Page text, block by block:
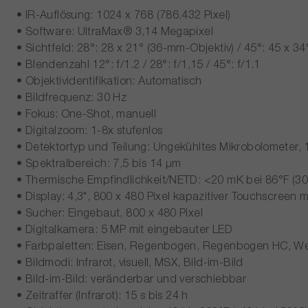
• IR-Auflösung: 1024 x 768 (786.432 Pixel)
• Software: UltraMax® 3,14 Megapixel
• Sichtfeld: 28°: 28 x 21° (36-mm-Objektiv) / 45°: 45 x
• Blendenzahl 12°: f/1.2 / 28°: f/1,15 / 45°: f/1.1
• Objektividentifikation: Automatisch
• Bildfrequenz: 30 Hz
• Fokus: One-Shot, manuell
• Digitalzoom: 1-8x stufenlos
• Detektortyp und Teilung: Ungekühltes Mikrobolometer,
• Spektralbereich: 7,5 bis 14 μm
• Thermische Empfindlichkeit/NETD: <20 mK bei 86°F
• Display: 4,3", 800 x 480 Pixel kapazitiver Touchscreen
• Sucher: Eingebaut, 800 x 480 Pixel
• Digitalkamera: 5 MP mit eingebauter LED
• Farbpaletten: Eisen, Regenbogen, Regenbogen HC,
• Bildmodi: Infrarot, visuell, MSX, Bild-im-Bild
• Bild-im-Bild: veränderbar und verschiebbar
• Zeitraffer (Infrarot): 15 s bis 24 h